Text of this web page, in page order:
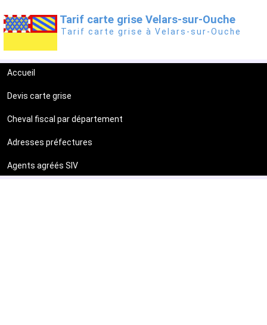
Tarif carte grise Velars-sur-Ouche
Tarif carte grise à Velars-sur-Ouche
Accueil
Devis carte grise
Cheval fiscal par département
Adresses préfectures
Agents agréés SIV